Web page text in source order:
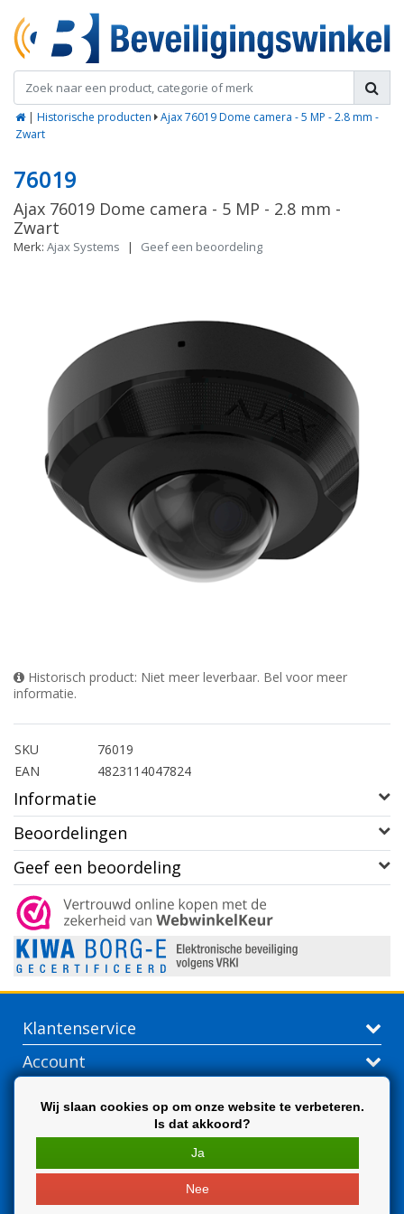
| Historische producten
Ajax 76019 Dome camera - 5 MP - 2.8 mm -
Zwart
76019
Ajax 76019 Dome camera - 5 MP - 2.8 mm -
Zwart
Merk: Ajax Systems | Geef een beoordeling
Historisch product: Niet meer leverbaar. Bel voor meer
informatie.
SKU
76019
EAN
4823114047824
Informatie
Beoordelingen
Geef een beoordeling
Klantenservice
Account
Wij slaan cookies op om onze website te verbeteren.
Is dat akkoord?
Ja
Nee